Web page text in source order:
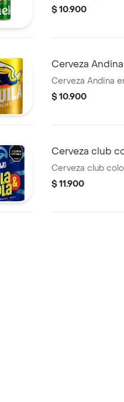
$ 10.900
Cerveza
Cerveza Andina
$ 10.900
Cerveza club
Cerveza club
$ 11.900